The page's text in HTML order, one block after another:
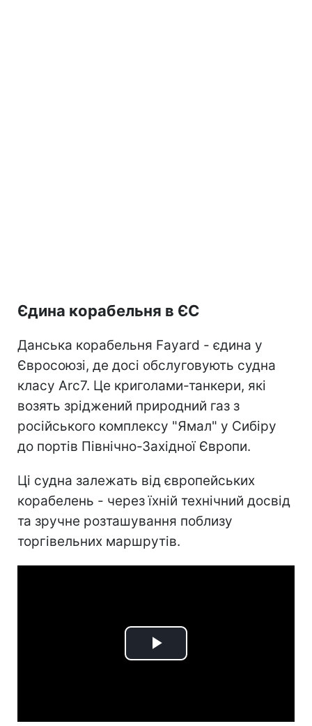
Єдина корабельня в ЄС
Данська корабельня Fayard - єдина у
Євросоюзі, де досі обслуговують судна
класу Arc7. Це криголами-танкери, які
возять зріджений природний газ з
російського комплексу "Ямал" у Сибіру
до портів Північно-Західної Європи.
Ці судна залежать від європейських
корабелень - через їхній технічний досвід
та зручне розташування поблизу
торгівельних маршрутів.
Play